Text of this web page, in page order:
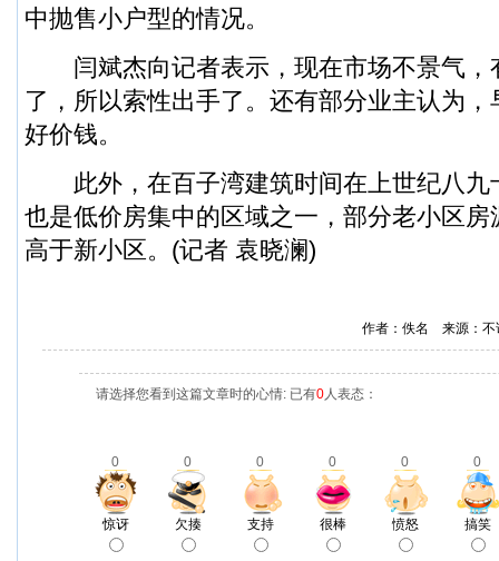
中抛售小户型的情况。
闫斌杰向记者表示，现在市场不景气，
了，所以索性出手了。还有部分业主认为
好价钱。
此外，在百子湾建筑时间在上世纪八九
也是低价房集中的区域之一，部分老小区
高于新小区。(记者 袁晓澜)
作者：佚名 来源：
请选择您看到这篇文章时的心情: 已有0人表态：
0 0 0 0 0 0
惊讶 欠揍 支持 很棒 愤怒 搞笑